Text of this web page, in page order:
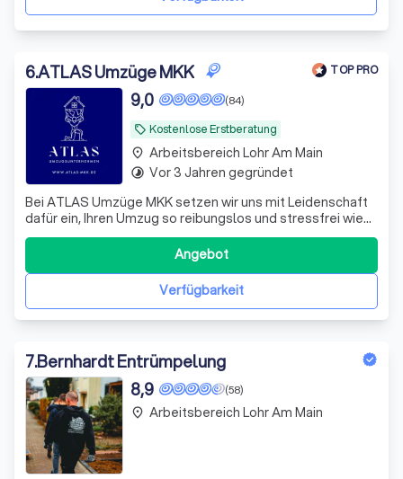
6.ATLAS Umzüge MKK TOP PRO
local_offer Kostenlose Erstberatung
(84)
9,0
Bei ATLAS Umzüge MKK setzen wir uns mit Leidenschaft
dafür ein, Ihren Umzug so reibungslos und stressfrei wie
möglich zu gestalten. Unser erfahrenes Team bietet
Ihnen umfassende Unterstützung bei jedem Schritt Ihres
Umzugsprozesses. Von der sorgfältigen Planung bis zur
sicheren Ausführung, wir sindVerfügbarkeit
Angebot
place Arbeitsbereich Lohr Am Main
timelapse Vor 3 Jahren gegründet
7.Bernhardt Entrümpelung
(58)
8,9
place Arbeitsbereich Lohr Am Main